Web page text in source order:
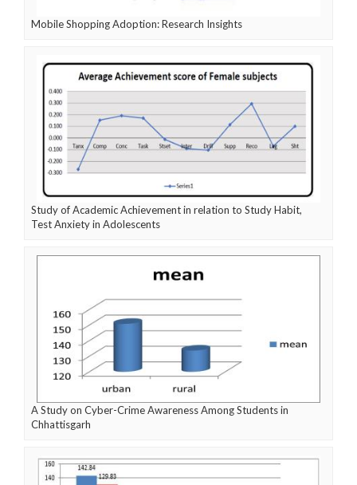
Mobile Shopping Adoption: Research Insights
Study of Academic Achievement in relation to Study Habit,
Test Anxiety in Adolescents
A Study on Cyber-Crime Awareness Among Students in
Chhattisgarh